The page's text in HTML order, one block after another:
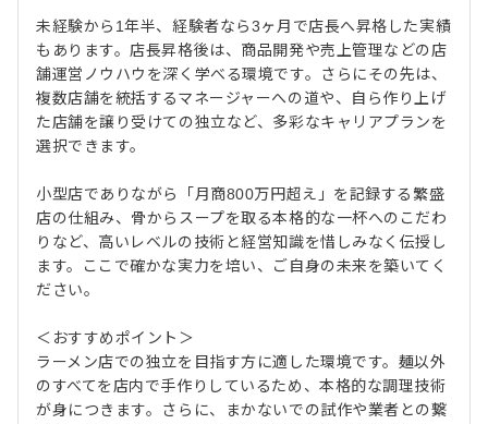
未経験から1年半、経験者なら3ヶ月で店長へ昇格した実績
もあります。店長昇格後は、商品開発や売上管理などの店
舗運営ノウハウを深く学べる環境です。さらにその先は、
複数店舗を統括するマネージャーへの道や、自ら作り上げ
た店舗を譲り受けての独立など、多彩なキャリアプランを
選択できます。
小型店でありながら「月商800万円超え」を記録する繁盛
店の仕組み、骨からスープを取る本格的な一杯へのこだわ
りなど、高いレベルの技術と経営知識を惜しみなく伝授し
ます。ここで確かな実力を培い、ご自身の未来を築いてく
ださい。
＜おすすめポイント＞
ラーメン店での独立を目指す方に適した環境です。麺以外
のすべてを店内で手作りしているため、本格的な調理技術
が身につきます。さらに、まかないでの試作や業者との繋